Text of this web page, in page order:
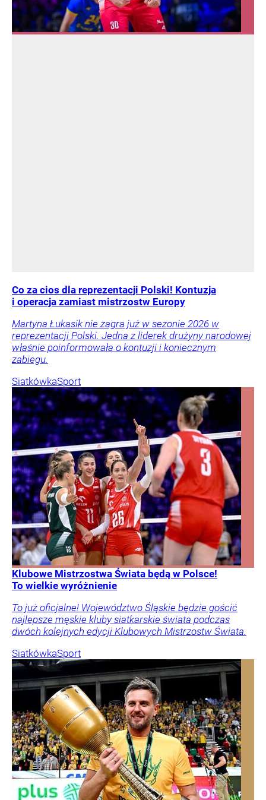
Co za cios dla reprezentacji Polski! Kontuzja
i operacja zamiast mistrzostw Europy
Martyna Łukasik nie zagra już w sezonie 2026 w
reprezentacji Polski. Jedna z liderek drużyny narodowej
właśnie poinformowała o kontuzji i koniecznym
zabiegu.
SiatkówkaSport
Klubowe Mistrzostwa Świata będą w Polsce!
To wielkie wyróżnienie
To już oficjalne! Województwo Śląskie będzie gościć
najlepsze męskie kluby siatkarskie świata podczas
dwóch kolejnych edycji Klubowych Mistrzostw Świata.
SiatkówkaSport